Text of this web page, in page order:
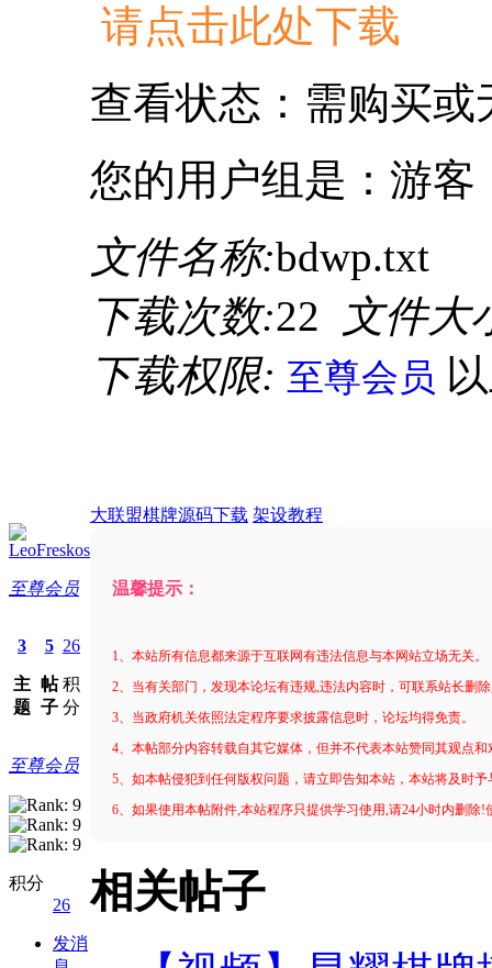
LeoFreskos
至尊会员
3
主
题
5
帖
子
26
积
分
至尊会员
积分
26
发消
请点击此处下载
查看状态：需购买或
您的用户组是：游客
文件名称:bdwp.txt
下载次数:22
文件大
下载权限: 至尊会员
大联盟棋牌源码下载 架设教程
温馨提示：
1、本站所有信息都来源于互联网有违法信息与本网站立场无关。
2、当有关部门，发现本论坛有违规,违法内容时，可联系站长删
3、当政府机关依照法定程序要求披露信息时，论坛均得免责。
4、本帖部分内容转载自其它媒体，但并不代表本站赞同其观点
5、如本帖侵犯到任何版权问题，请立即告知本站，本站将及时
6、如果使用本帖附件,本站程序只提供学习使用,请24小时内删
相关帖子